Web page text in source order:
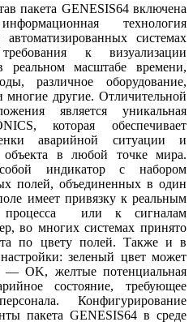
пакета GENESIS64 включена
технология
системах
к визуализации
реальном масштабе времени,
различное оборудование,
многие другие. Отличительной
является уникальная
которая обеспечивает
аварийной ситуации и
в любой точке мира.
индикатор с набором
полей, объединенных в один
имеет привязку к реальным
процесса или к сигналам
во многих системах принято
по цвету полей. Также и в
зеленый цвет может
— OK, желтые потенциальная
состояние, требующее
Конфигурирование
пакета GENESIS64 в среде